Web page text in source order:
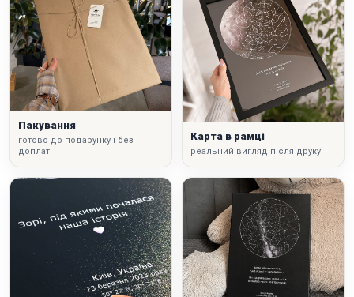
Пакування
готово до подарунку і без
доплат
Карта в рамці
реальний вигляд після друку